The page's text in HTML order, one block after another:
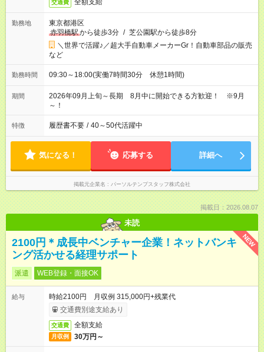
交通費 全額支給
勤務地
東京都港区
赤羽橋駅から徒歩3分 / 芝公園駅から徒歩8分
＼世界で活躍♪／超大手自動車メーカーGr！自動車部品の販売
など
勤務時間 09:30～18:00(実働7時間30分 休憩1時間)
期間
2026年09月上旬～長期 8月中に開始できる方歓迎！ ※9月
～！
特徴 履歴書不要 / 40～50代活躍中
気になる！ 応募する 詳細へ
掲載元企業名 パーソルテンプスタッフ株式会社
掲載日：2026.08.07
未読
NEW
2100円＊成長中ベンチャー企業！ネットバンキ
ング活かせる経理サポート
派遣 WEB登録・面接OK
給与
時給2100円 月収例 315,000円+残業代
交通費別途支給あり
交通費 全額支給
月収例 30万円～